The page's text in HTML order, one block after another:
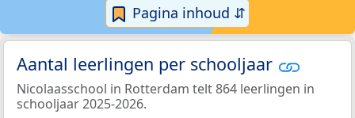
Pagina inhoud ⇵
Aantal leerlingen per schooljaar
Nicolaasschool in Rotterdam telt 864 leerlingen in
schooljaar 2025-2026.